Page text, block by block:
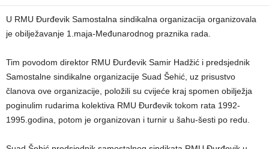
U RMU Đurđevik Samostalna sindikalna organizacija organizovala
je obilježavanje 1.maja-Međunarodnog praznika rada.
Tim povodom direktor RMU Đurđevik Samir Hadžić i predsjednik
Samostalne sindikalne organizacije Suad Šehić, uz prisustvo
članova ove organizacije, položili su cvijeće kraj spomen obilježja
poginulim rudarima kolektiva RMU Đurđevik tokom rata 1992-
1995.godina, potom je organizovan i turnir u šahu-šesti po redu.